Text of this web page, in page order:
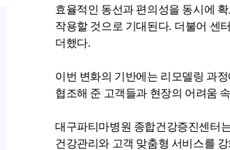
효율적인 동선과 편의성을 동시에
작용할 것으로 기대된다. 더불어 센
더했다.
이번 변화의 기반에는 리모델링 과
협조해 준 고객들과 현장의 어려움
대구파티마병원 종합건강증진센터
건강관리와 고객 맞춤형 서비스를